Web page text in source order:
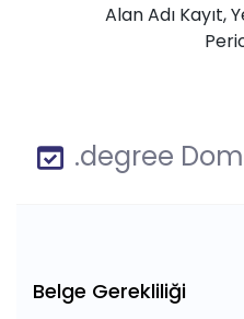
Alan Adı Kayıt,
.degree
Belge Gerekliliği